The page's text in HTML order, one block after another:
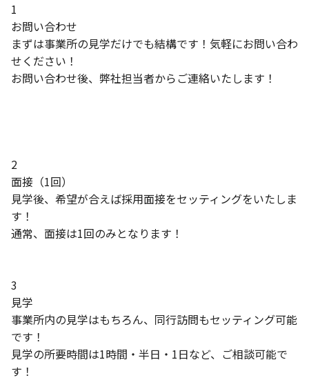
1
お問い合わせ
まずは事業所の見学だけでも結構です！気軽にお問い合わ
せください！
お問い合わせ後、弊社担当者からご連絡いたします！
2
面接（1回）
見学後、希望が合えば採用面接をセッティングをいたしま
す！
通常、面接は1回のみとなります！
3
見学
事業所内の見学はもちろん、同行訪問もセッティング可能
です！
見学の所要時間は1時間・半日・1日など、ご相談可能で
す！